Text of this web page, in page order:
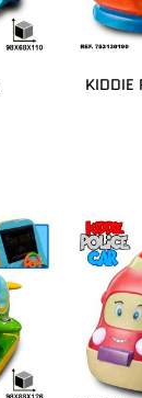
KIDDIE